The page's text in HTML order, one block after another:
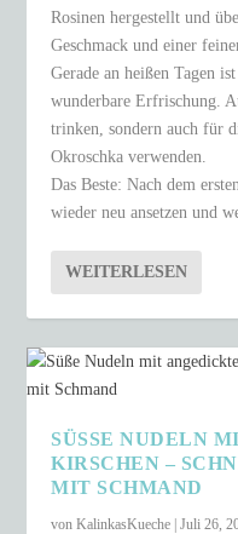
Rosinen hergestellt und
Geschmack und einer
Gerade an heißen Tagen
wunderbare Erfrischung.
trinken, sondern auch für
Okroschka verwenden.
Das Beste: Nach dem
wieder neu ansetzen und
WEITERLESEN
SÜSSE NUDELN
IRSCHEN –
IT SCHMAND
vonKalinkasKueche |Juli 26,